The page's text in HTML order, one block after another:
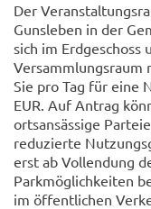
Der
Gunsleben in der
sich im
Versammlungsraum
Sie pro Tag für eine
EUR. Auf Antrag
ortsansässige
reduzierte
erst ab Vollendung
Parkmöglichkeiten
im öffentlichen